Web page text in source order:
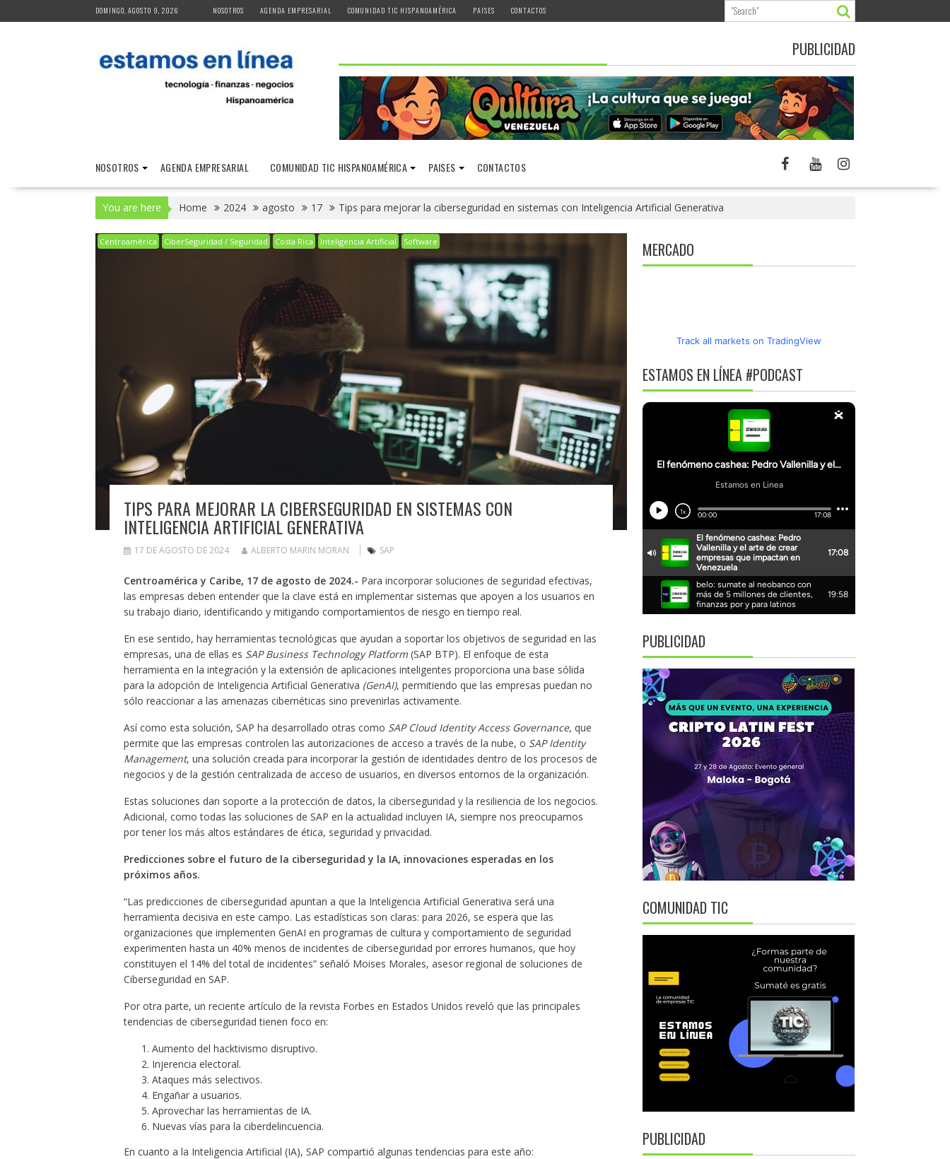
to
DOMINGO, AGOSTO 9, 2026 NOSOTROS AGENDA EMPRESARIAL COMUNIDAD TIC HISPANOAMÉRICA PAISES CONTACTOS
PUBLICIDAD
NOSOTROS AGENDA EMPRESARIAL COMUNIDAD TIC HISPANOAMÉRICA PAISES CONTACTOS
You are here Home 2024 agosto 17 Tips para mejorar la ciberseguridad en sistemas con Inteligencia Artificial Generativa
Centroamérica CiberSeguridad / Seguridad Costa Rica Inteligencia Artificial Software
TIPS PARA MEJORAR LA CIBERSEGURIDAD EN SISTEMAS CON
INTELIGENCIA ARTIFICIAL GENERATIVA
17 DE AGOSTO DE 2024 ALBERTO MARIN MORAN SAP
Centroamérica y Caribe, 17 de agosto de 2024.- Para incorporar soluciones de seguridad efectivas,
las empresas deben entender que la clave está en implementar sistemas que apoyen a los usuarios en
su trabajo diario, identificando y mitigando comportamientos de riesgo en tiempo real.
En ese sentido, hay herramientas tecnológicas que ayudan a soportar los objetivos de seguridad en las
empresas, una de ellas es SAP Business Technology Platform(SAP BTP). El enfoque de esta
herramienta en la integración y la extensión de aplicaciones inteligentes proporciona una base sólida
para la adopción de Inteligencia Artificial Generativa (GenAI), permitiendo que las empresas puedan no
sólo reaccionar a las amenazas cibernéticas sino prevenirlas activamente.
Así como esta solución, SAP ha desarrollado otras como SAP Cloud Identity Access Governance, que
permite que las empresas controlen las autorizaciones de acceso a través de la nube, o SAP Identity
Management, una solución creada para incorporar la gestión de identidades dentro de los procesos de
negocios y de la gestión centralizada de acceso de usuarios, en diversos entornos de la organización.
Estas soluciones dan soporte a la protección de datos, la ciberseguridad y la resiliencia de los negocios.
Adicional, como todas las soluciones de SAP en la actualidad incluyen IA, siempre nos preocupamos
por tener los más altos estándares de ética, seguridad y privacidad.
Predicciones sobre el futuro de la ciberseguridad y la IA, innovaciones esperadas en los
próximos años.
“Las predicciones de ciberseguridad apuntan a que la Inteligencia Artificial Generativa será una
herramienta decisiva en este campo. Las estadísticas son claras: para 2026, se espera que las
organizaciones que implementen GenAI en programas de cultura y comportamiento de seguridad
experimenten hasta un 40% menos de incidentes de ciberseguridad por errores humanos, que hoy
constituyen el 14% del total de incidentes” señaló Moises Morales, asesor regional de soluciones de
Ciberseguridad en SAP.
Por otra parte, un reciente artículo de la revista Forbes en Estados Unidos reveló que las principales
tendencias de ciberseguridad tienen foco en:
Aumento del hacktivismo disruptivo.
Injerencia electoral.
Ataques más selectivos.
Engañar a usuarios.
Aprovechar las herramientas de IA.
Nuevas vías para la ciberdelincuencia.
En cuanto a la Inteligencia Artificial (IA), SAP compartió algunas tendencias para este año:
MERCADO
Track all markets on TradingView
ESTAMOS EN LÍNEA #PODCAST
PUBLICIDAD
COMUNIDAD TIC
PUBLICIDAD